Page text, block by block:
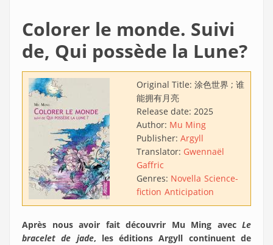
Colorer le monde. Suivi
de, Qui possède la Lune?
Original Title: 涂色世界 ; 谁
能拥有月亮
Release date: 2025
Author: Mu Ming
Publisher: Argyll
Translator: Gwennaël
Gaffric
Genres: Novella Science-
fiction Anticipation
Après nous avoir fait découvrir Mu Ming avec Le
bracelet de jade, les éditions Argyll continuent de